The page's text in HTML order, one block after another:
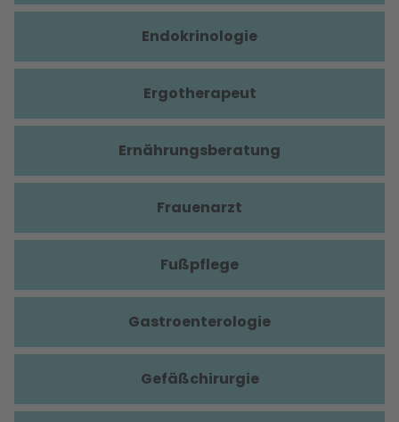
Endokrinologie
Ergotherapeut
Ernährungsberatung
Frauenarzt
Fußpflege
Gastroenterologie
Gefäßchirurgie